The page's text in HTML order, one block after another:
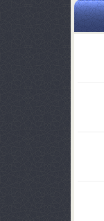
صدا
کلیدهای